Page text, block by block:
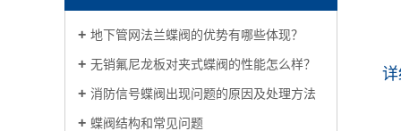
地下管网法兰蝶阀的优势有哪些体现？
无销氟尼龙板对夹式蝶阀的性能怎么样？
消防信号蝶阀出现问题的原因及处理方法
蝶阀结构和常见问题